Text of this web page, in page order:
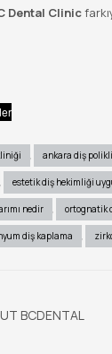
Dental Clinic
, ankara diş
, estetik diş hekimliği
nedir , ortognatik
diş kaplama ,
BCDENTAL